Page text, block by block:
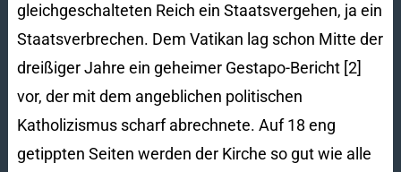
gleichgeschalteten Reich ein Staatsvergehen, ja ein
Staatsverbrechen. Dem Vatikan lag schon Mitte der
dreißiger Jahre ein geheimer Gestapo-Bericht [2]
vor, der mit dem angeblichen politischen
Katholizismus scharf abrechnete. Auf 18 eng
getippten Seiten werden der Kirche so gut wie alle